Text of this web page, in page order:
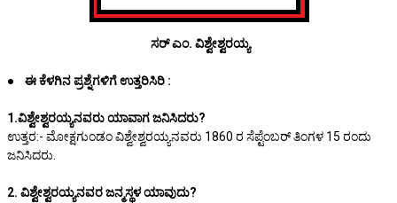
ಸರ್ ಎಂ. ವಿಶ್ವೇಶ್ವರಯ್ಯ
● ಈ ಕೆಳಗಿನ ಪ್ರಶ್ನೆಗಳಿಗೆ ಉತ್ತರಿಸಿರಿ :
1.ವಿಶ್ವೇಶ್ವರಯ್ಯನವರು ಯಾವಾಗ ಜನಿಸಿದರು?
ಉತ್ತರ:- ಮೋಕ್ಷಗುಂಡಂ ವಿಶ್ವೇಶ್ವರಯ್ಯನವರು 1860 ರ ಸೆಪ್ಟೆಂಬರ್ ತಿಂಗಳ 15 ರಂದು
ಜನಿಸಿದರು.
2. ವಿಶ್ವೇಶ್ವರಯ್ಯನವರ ಜನ್ಮಸ್ಥಳ ಯಾವುದು?